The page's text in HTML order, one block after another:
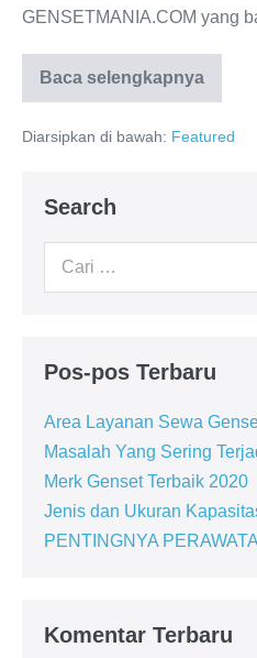
GENSETMANIA.COM yang
Baca selengkapnya
Diarsipkan di bawah: Featured
Search
Pos-pos Terbaru
Area Layanan Sewa
Masalah Yang Sering
Merk Genset Terbaik 2020
Jenis dan Ukuran
PENTINGNYA
Komentar Terbaru